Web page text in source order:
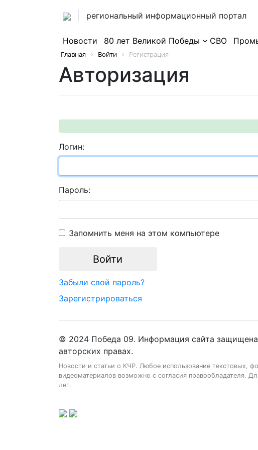
региональный информационный портал
Новости 80 лет Великой Победы СВО
Главная Войти Регистрация
Авторизация
Логин:
Пароль:
Запомнить меня на этом компьютере
Забыли свой пароль?
Зарегистрироваться
© 2024 Победа 09. Информация сайта
авторских правах.
Новости и статьи о КЧР. Любое использование текстовых,
видеоматериалов возможно с согласия правообладателя.
лет.